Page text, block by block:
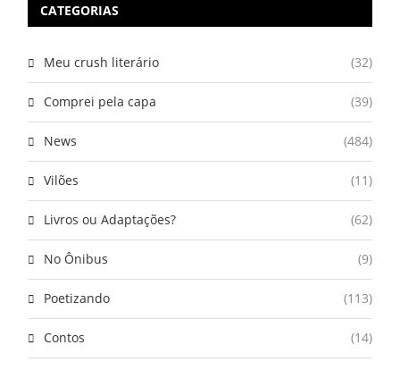
CATEGORIAS
Meu crush literário (32)
Comprei pela capa (39)
News (484)
Vilões (11)
Livros ou Adaptações? (62)
No Ônibus (9)
Poetizando (113)
Contos (14)